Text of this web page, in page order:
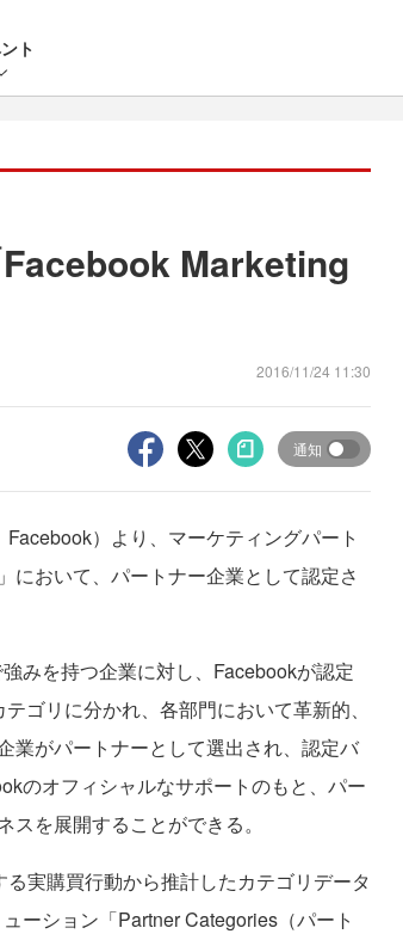
ト
Marketing
2016/11/24 11:30
通知
）より、マーケティングパート
において、パートナー企業として認定さ
みを持つ企業に対し、Facebookが認定
ゴリに分かれ、各部門において革新的、
業がパートナーとして選出され、認定バ
のオフィシャルなサポートのもと、パー
を展開することができる。
実購買行動から推計したカテゴリデータ
ーション「Partner Categories（パート